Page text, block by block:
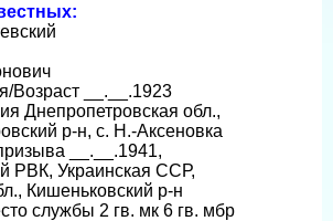
Возраст __.__.1923
Днепропетровская обл.,
р-н, с. Н.-Аксеновка
__.__.1941,
РВК, Украинская ССР,
Кишеньковский р-н
службы 2 гв. мк 6 гв. мбр